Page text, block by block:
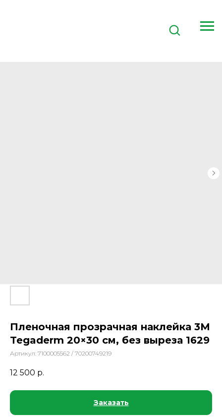
Пленочная прозрачная наклейка 3М
Tegaderm 20×30 см, без выреза 1629
Артикул: 7100005562 / 70200749219
12 500 р.
Заказать